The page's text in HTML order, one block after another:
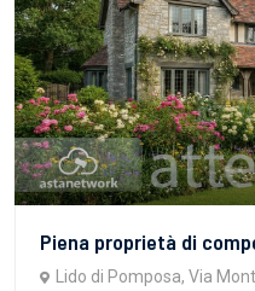
Lido di Pomposa, Via